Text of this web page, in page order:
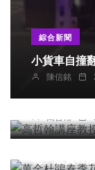
綜合新聞
小貨車自撞
陳信銘
專欄
高哲翰講座
溢效應
高哲翰
綜合新聞
萬金杜鵑春